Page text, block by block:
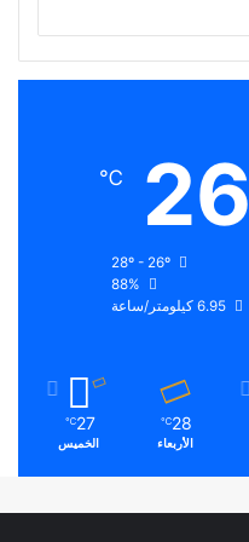
26
℃
28º - 26º
88%
6.95 كيلومتر/ساعة
28
℃
الأربعاء
27
℃
الخميس